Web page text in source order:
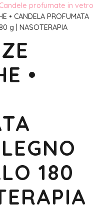
Candele profumate in vetro
• CANDELA PROFUMATA
g | NASOTERAPIA
•
180